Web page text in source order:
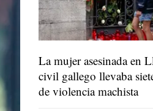
La mujer asesinada en
civil gallego llevaba
de violencia machista